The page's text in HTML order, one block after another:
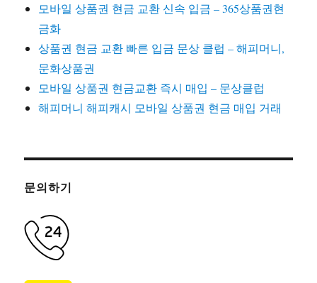
모바일 상품권 현금 교환 신속 입금 – 365상품권현
금화
상품권 현금 교환 빠른 입금 문상 클럽 – 해피머니,
문화상품권
모바일 상품권 현금교환 즉시 매입 – 문상클럽
해피머니 해피캐시 모바일 상품권 현금 매입 거래
문의하기